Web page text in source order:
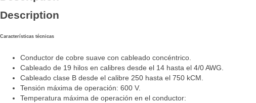
Description
Características técnicas
Conductor de cobre suave con cableado concéntrico.
Cableado de 19 hilos en calibres desde el 14 hasta el 4/0 AWG.
Cableado clase B desde el calibre 250 hasta el 750 kCM.
Tensión máxima de operación: 600 V.
Temperatura máxima de operación en el conductor: